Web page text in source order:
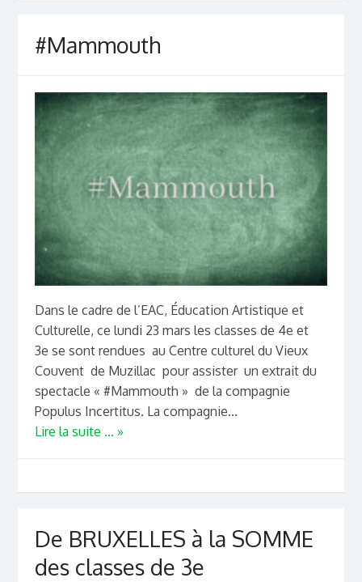
#Mammouth
Dans le cadre de l’EAC, Éducation Artistique et
Culturelle, ce lundi 23 mars les classes de 4e et
3e se sont rendues au Centre culturel du Vieux
Couvent de Muzillac pour assister un extrait du
spectacle « #Mammouth » de la compagnie
Populus Incertitus. La compagnie...
Lire la suite ... »
De BRUXELLES à la SOMME
des classes de 3e